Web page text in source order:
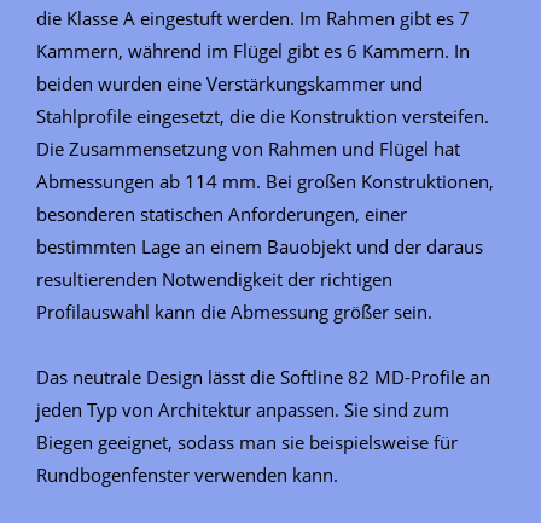
die Klasse A eingestuft werden. Im Rahmen gibt es 7
Kammern, während im Flügel gibt es 6 Kammern. In
beiden wurden eine Verstärkungskammer und
Stahlprofile eingesetzt, die die Konstruktion versteifen.
Die Zusammensetzung von Rahmen und Flügel hat
Abmessungen ab 114 mm. Bei großen Konstruktionen,
besonderen statischen Anforderungen, einer
bestimmten Lage an einem Bauobjekt und der daraus
resultierenden Notwendigkeit der richtigen
Profilauswahl kann die Abmessung größer sein.
Das neutrale Design lässt die Softline 82 MD-Profile an
jeden Typ von Architektur anpassen. Sie sind zum
Biegen geeignet, sodass man sie beispielsweise für
Rundbogenfenster verwenden kann.